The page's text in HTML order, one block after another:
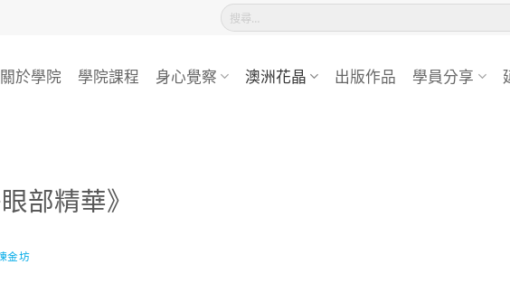
搜
尋
字:
關於學院 學院課程 身心覺察 澳洲花晶 出版作品 學員分享
部精華》
金坊